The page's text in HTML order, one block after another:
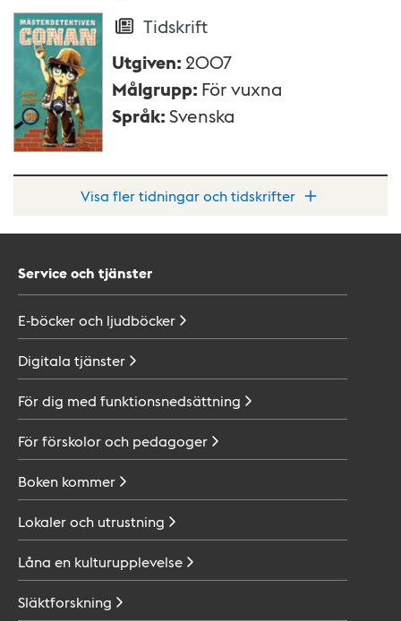
Tidskrift
Utgiven: 2007
Målgrupp: För vuxna
Språk:Svenska
Visa fler tidningar och tidskrifter
Service och tjänster
E-böcker och ljudböcker
Digitala tjänster
För dig med funktionsnedsättning
För förskolor och pedagoger
Boken kommer
Lokaler och utrustning
Låna en kulturupplevelse
Släktforskning